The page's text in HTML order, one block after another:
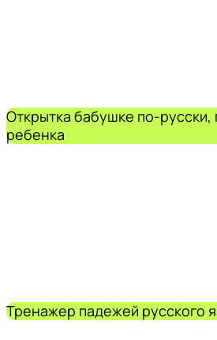
Открытка бабушке по-русски,
ребенка
Тренажер падежей русского